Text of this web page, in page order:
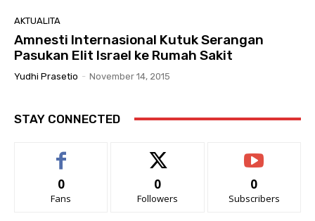
AKTUALITA
Amnesti Internasional Kutuk Serangan
Pasukan Elit Israel ke Rumah Sakit
Yudhi Prasetio - November 14, 2015
STAY CONNECTED
0
Fans
0
Followers
0
Subscribers